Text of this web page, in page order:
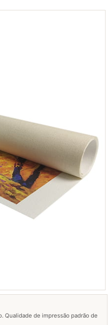
Qualidade de impressão padrão de